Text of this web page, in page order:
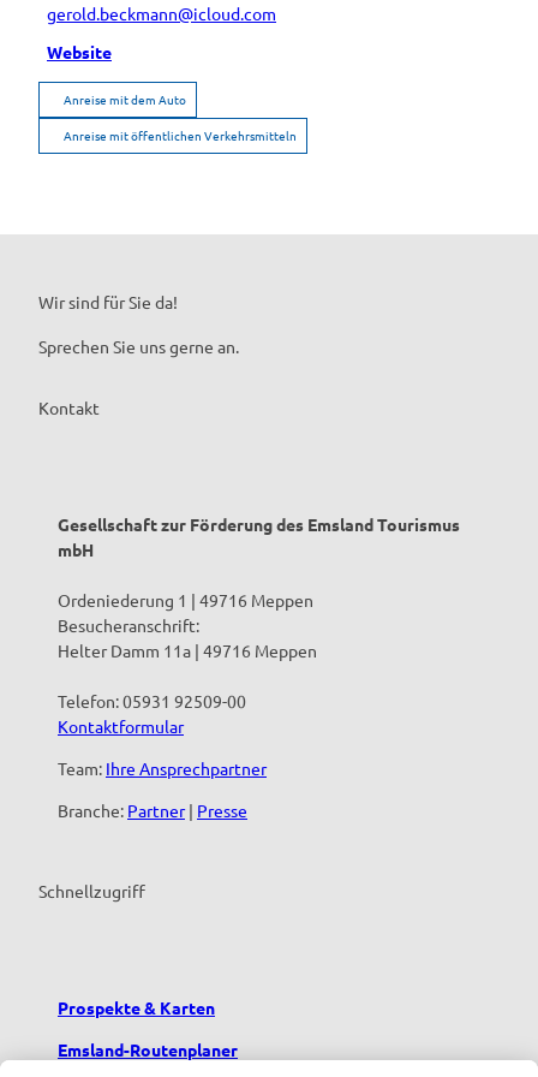
gerold.beckmann@icloud.com
Website
Anreise mit dem Auto
Anreise mit öffentlichen Verkehrsmitteln
Wir sind für Sie da!
Sprechen Sie uns gerne an.
Kontakt
Gesellschaft zur Förderung des Emsland Tourismus
mbH
Ordeniederung 1 | 49716 Meppen
Besucheranschrift:
Helter Damm 11a | 49716 Meppen
Telefon: 05931 92509-00
Kontaktformular
Team: Ihre Ansprechpartner
Branche: Partner| Presse
Schnellzugriff
Prospekte & Karten
Emsland-Routenplaner